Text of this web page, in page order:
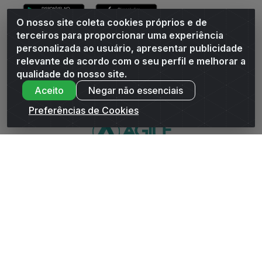
O nosso site coleta cookies próprios e de
terceiros para proporcionar uma experiência
personalizada ao usuário, apresentar publicidade
relevante de acordo com o seu perfil e melhorar a
qualidade do nosso site.
Aceito
Negar não essenciais
Preferências de Cookies
Andrade Distribuidor - ROD AL 110, n° 1401 - Sitio Moco,
Arapiraca/AL - CEP 57319-300 - CNPJ 10.667.481/0001-47